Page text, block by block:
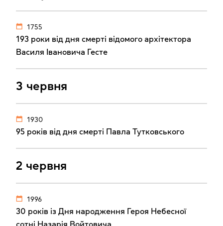
1755
193 роки від дня смерті відомого архітектора
Василя Івановича Гесте
3 червня
1930
95 років від дня смерті Павла Тутковського
2 червня
1996
30 років із Дня народження Героя Небесної
сотні Назарія Войтовича